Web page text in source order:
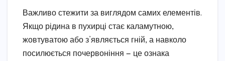
Важливо стежити за виглядом самих елементів.
Якщо рідина в пухирці стає каламутною,
жовтуватою або з’являється гній, а навколо
посилюється почервоніння — це ознака